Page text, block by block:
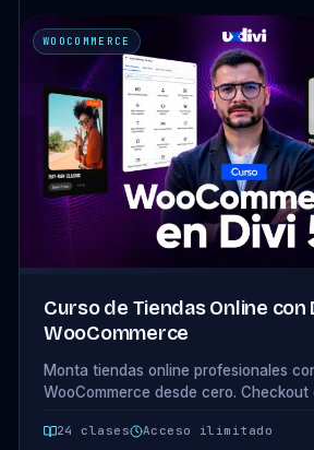
WOOCOMMERCE
Curso de Tiendas Online con
WooCommerce
Monta tiendas online profesionales
WooCommerce desde cero. Checkout
que convierten. 4 módulos · 24 clases.
24 clases Acceso ilimitado